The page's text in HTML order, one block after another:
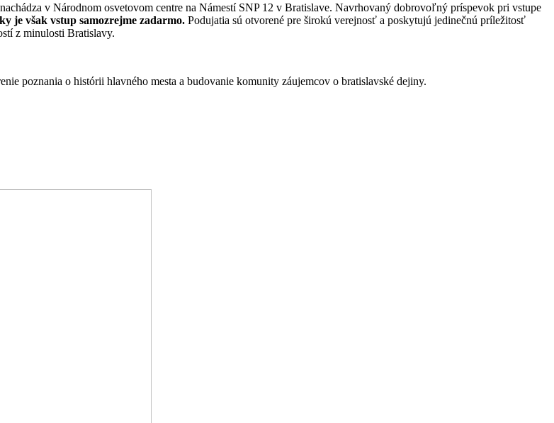
v Národnom osvetovom centre na Námestí SNP 12 v Bratislave. Navrhovaný dobrovoľný príspevok pri vstupe
je však vstup samozrejme zadarmo. Podujatia sú otvorené pre širokú verejnosť a poskytujú jedinečnú príležitosť
z minulosti Bratislavy.
poznania o histórii hlavného mesta a budovanie komunity záujemcov o bratislavské dejiny.